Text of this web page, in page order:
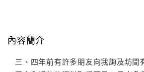
內容簡介
三、四年前有許多朋友向我詢及坊間